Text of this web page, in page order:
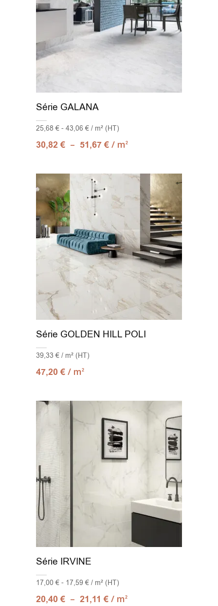
Série GALANA
25,68 € - 43,06 € / m² (HT)
30,82€ – 51,67€ / m2
Série GOLDEN HILL POLI
39,33 € / m² (HT)
47,20€ / m2
Série IRVINE
17,00 € - 17,59 € / m² (HT)
20,40€ – 21,11€ / m2